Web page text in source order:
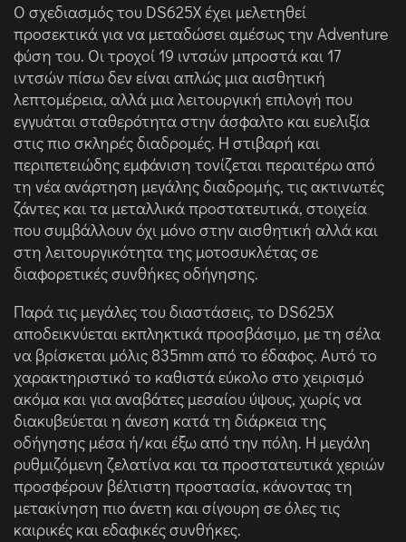
Ο σχεδιασμός του DS625X έχει μελετηθεί
προσεκτικά για να μεταδώσει αμέσως την Adventure
φύση του. Οι τροχοί 19 ιντσών μπροστά και 17
ιντσών πίσω δεν είναι απλώς μια αισθητική
λεπτομέρεια, αλλά μια λειτουργική επιλογή που
εγγυάται σταθερότητα στην άσφαλτο και ευελιξία
στις πιο σκληρές διαδρομές. Η στιβαρή και
περιπετειώδης εμφάνιση τονίζεται περαιτέρω από
τη νέα ανάρτηση μεγάλης διαδρομής, τις ακτινωτές
ζάντες και τα μεταλλικά προστατευτικά, στοιχεία
που συμβάλλουν όχι μόνο στην αισθητική αλλά και
στη λειτουργικότητα της μοτοσυκλέτας σε
διαφορετικές συνθήκες οδήγησης.
Παρά τις μεγάλες του διαστάσεις, το DS625X
αποδεικνύεται εκπληκτικά προσβάσιμο, με τη σέλα
να βρίσκεται μόλις 835mm από το έδαφος. Αυτό το
χαρακτηριστικό το καθιστά εύκολο στο χειρισμό
ακόμα και για αναβάτες μεσαίου ύψους, χωρίς να
διακυβεύεται η άνεση κατά τη διάρκεια της
οδήγησης μέσα ή/και έξω από την πόλη. Η μεγάλη
ρυθμιζόμενη ζελατίνα και τα προστατευτικά χεριών
προσφέρουν βέλτιστη προστασία, κάνοντας τη
μετακίνηση πιο άνετη και σίγουρη σε όλες τις
καιρικές και εδαφικές συνθήκες.